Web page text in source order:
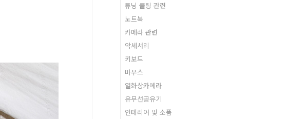
튜닝 쿨링 관련
노트북
카메라 관련
악세서리
키보드
마우스
열화상카메라
유무선공유기
인테리어 및 소품